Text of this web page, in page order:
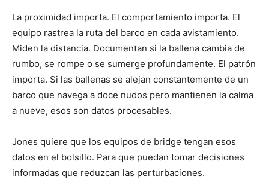
La proximidad importa. El comportamiento importa. El
equipo rastrea la ruta del barco en cada avistamiento.
Miden la distancia. Documentan si la ballena cambia de
rumbo, se rompe o se sumerge profundamente. El patrón
importa. Si las ballenas se alejan constantemente de un
barco que navega a doce nudos pero mantienen la calma
a nueve, esos son datos procesables.
Jones quiere que los equipos de bridge tengan esos
datos en el bolsillo. Para que puedan tomar decisiones
informadas que reduzcan las perturbaciones.